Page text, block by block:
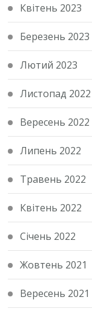
Квітень 2023
Березень 2023
Лютий 2023
Листопад 2022
Вересень 2022
Липень 2022
Травень 2022
Квітень 2022
Січень 2022
Жовтень 2021
Вересень 2021